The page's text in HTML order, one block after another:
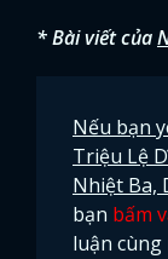
* Bài viết của
Nếu bạn
Triệu Lệ
Nhiệt Ba,
bạn bấm
luận